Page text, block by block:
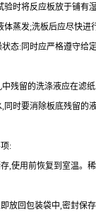
验时将反应板放于铺有
体蒸发;洗板后应尽快进
状态: 同时应严格遵守给
残留的洗涤液应在滤
同时要消除板底残留的
:
,使用前恢复到室温。
放回包装袋中,密封保存